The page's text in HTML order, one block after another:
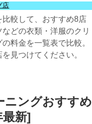
店
較して、おすすめ8店
どの衣類・洋服のクリ
料金を一覧表で比較。
見つけてください。
ニングおすすめ
最新]